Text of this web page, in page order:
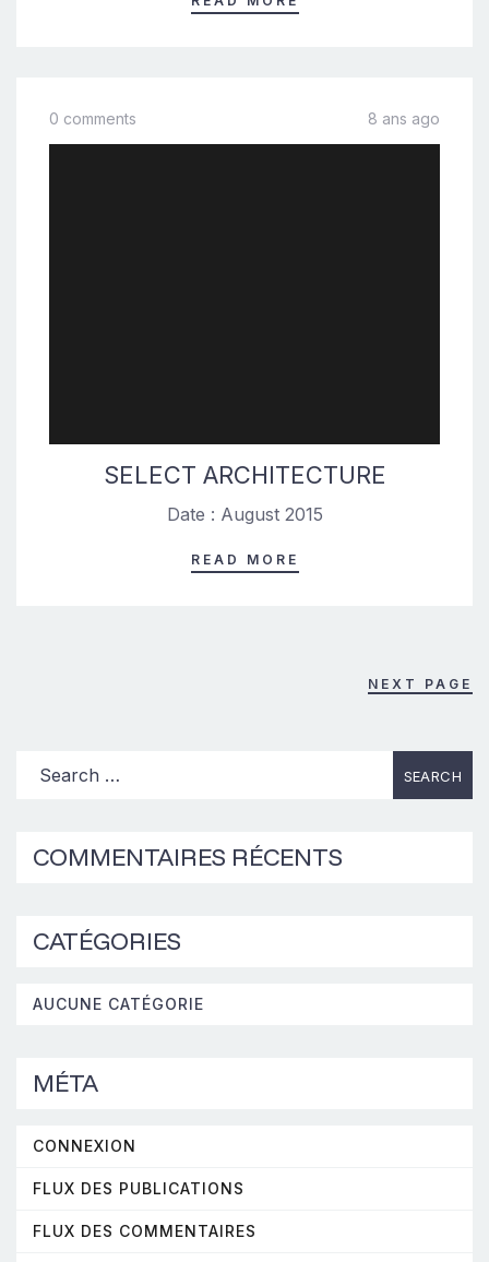
0 comments 8 ans ago
SELECT ARCHITECTURE
Date : August 2015
READ MORE
NEXT PAGE
COMMENTAIRES RÉCENTS
CATÉGORIES
AUCUNE CATÉGORIE
MÉTA
CONNEXION
FLUX DES PUBLICATIONS
FLUX DES COMMENTAIRES